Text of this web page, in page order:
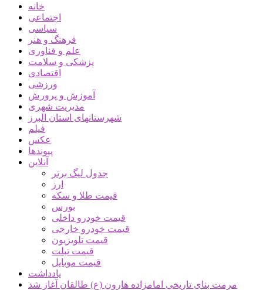
خانه
اجتماعی
سیاسی
فرهنگ و هنر
علم و فناوری
پزشکی و سلامت
اقتصادی
ورزشی
آموزش و پرورش
مدیریت شهری
شهرستانهای استان البرز
فیلم
عکس
پیوندها
آنلاین
جدول لیگ برتر
ارز
قیمت طلا و سکه
بورس
قیمت خودرو داخلی
قیمت خودرو خارجی
قیمت تلویزیون
قیمت تبلت
قیمت موبایل
یادداشت
مرمت بنای تاریخی امامزاده هارون (ع) طالقان آغاز شد